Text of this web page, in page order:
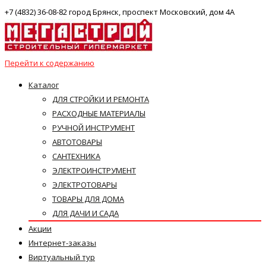
+7 (4832) 36-08-82 город Брянск, проспект Московский, дом 4А
Перейти к содержанию
Каталог
ДЛЯ СТРОЙКИ И РЕМОНТА
РАСХОДНЫЕ МАТЕРИАЛЫ
РУЧНОЙ ИНСТРУМЕНТ
АВТОТОВАРЫ
САНТЕХНИКА
ЭЛЕКТРОИНСТРУМЕНТ
ЭЛЕКТРОТОВАРЫ
ТОВАРЫ ДЛЯ ДОМА
ДЛЯ ДАЧИ И САДА
Акции
Интернет-заказы
Виртуальный тур